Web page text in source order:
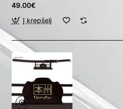
49.00€
Į krepšelį